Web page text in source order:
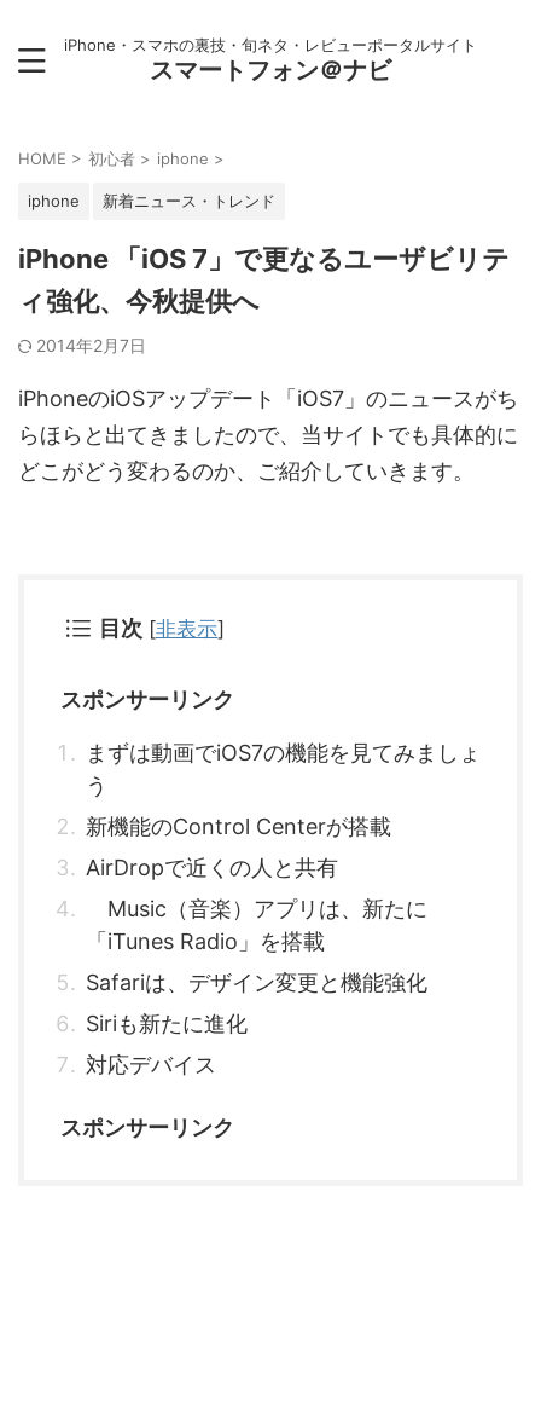
iPhone・スマホの裏技・旬ネタ・レビューポータルサイト
スマートフォン＠ナビ
HOME > 初心者 > iphone >
iphone 新着ニュース・トレンド
iPhone 「iOS 7」で更なるユーザビリテ
ィ強化、今秋提供へ
2014年2月7日
iPhoneのiOSアップデート「iOS7」のニュースがち
らほらと出てきましたので、当サイトでも具体的に
どこがどう変わるのか、ご紹介していきます。
目次 [非表示]
スポンサーリンク
まずは動画でiOS7の機能を見てみましょ
う
新機能のControl Centerが搭載
AirDropで近くの人と共有
Music（音楽）アプリは、新たに
「iTunes Radio」を搭載
Safariは、デザイン変更と機能強化
Siriも新たに進化
対応デバイス
スポンサーリンク